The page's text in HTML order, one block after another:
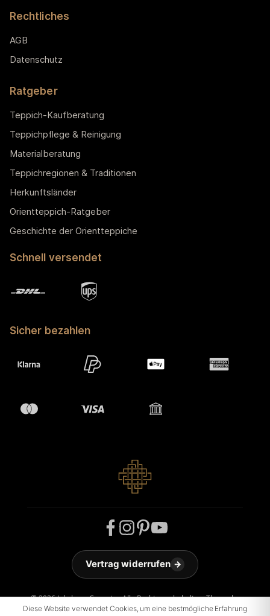
Rechtliches
AGB
Datenschutz
Ratgeber
Teppich-Kaufberatung
Teppichpflege & Reinigung
Materialberatung
Teppichregionen & Traditionen
Herkunftsländer
Orientteppich-Ratgeber
Geschichte der Orientteppiche
Schnell versendet
Sicher bezahlen
© 2026 Jakobson Carpets - Alle Rechte vorbehalten. Theme by
ThemeWare®
Vertrag widerrufen →
Diese Website verwendet Cookies, um eine bestmögliche Erfahrung